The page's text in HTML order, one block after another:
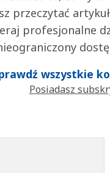
przeczytać
profesjonalne
wszystkie
Posiadasz